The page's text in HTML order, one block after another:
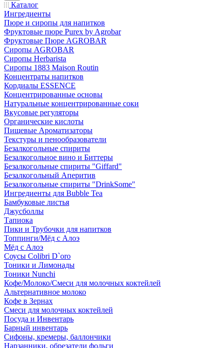
Каталог
Ингредиенты
Пюре и сиропы для напитков
Фруктовые пюре Purex by Agrobar
Фруктовые Пюре AGROBAR
Сиропы AGROBAR
Сиропы Herbarista
Сиропы 1883 Maison Routin
Концентраты напитков
Кордиалы ESSENCE
Концентрированные основы
Натуральные концентрированные соки
Вкусовые регуляторы
Органические кислоты
Пищевые Ароматизаторы
Текстуры и пенообразователи
Безалкогольные спириты
Безалкогольное вино и Биттеры
Безалкогольные спириты "Giffard"
Безалкогольный Аперитив
Безалкогольные спириты "DrinkSome"
Ингредиенты для Bubble Tea
Бамбуковые листья
Джусболлы
Тапиока
Пики и Трубочки для напитков
Топпинги/Мёд с Алоэ
Мёд с Алоэ
Соусы Colibri D`oro
Тоники и Лимонады
Тоники Nunchi
Кофе/Молоко/Смеси для молочных коктейлей
Альтернативное молоко
Кофе в Зернах
Смеси для молочных коктейлей
Посуда и Инвентарь
Барный инвентарь
Сифоны, кремеры, баллончики
Нарзанники, обрезатели фольги